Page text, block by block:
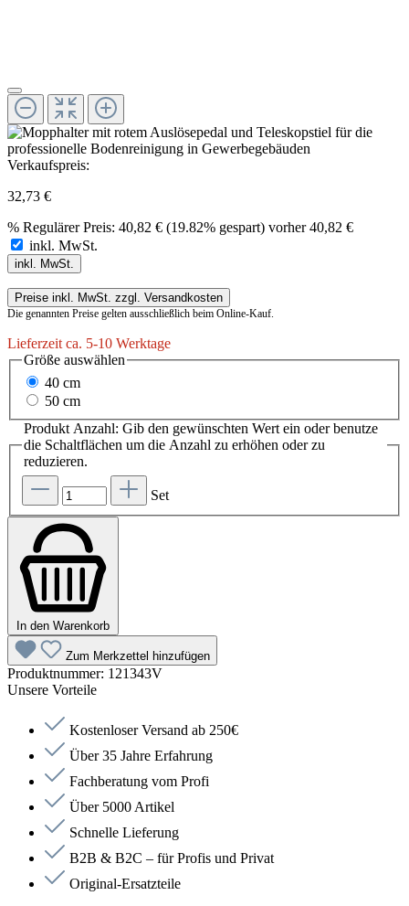
Verkaufspreis:
32,73 €
% Regulärer Preis: 40,82 € (19.82% gespart) vorher 40,82 €
inkl. MwSt.
inkl. MwSt.
Preise inkl. MwSt. zzgl. Versandkosten
Die genannten Preise gelten ausschließlich beim Online-Kauf.
Lieferzeit ca. 5-10 Werktage
Größe auswählen
40 cm
50 cm
Produkt Anzahl: Gib den gewünschten Wert ein oder benutze
die Schaltflächen um die Anzahl zu erhöhen oder zu
reduzieren.
Set
In den Warenkorb
Zum Merkzettel hinzufügen
Produktnummer: 121343V
Unsere Vorteile
Kostenloser Versand ab 250€
Über 35 Jahre Erfahrung
Fachberatung vom Profi
Über 5000 Artikel
Schnelle Lieferung
B2B & B2C – für Profis und Privat
Original-Ersatzteile